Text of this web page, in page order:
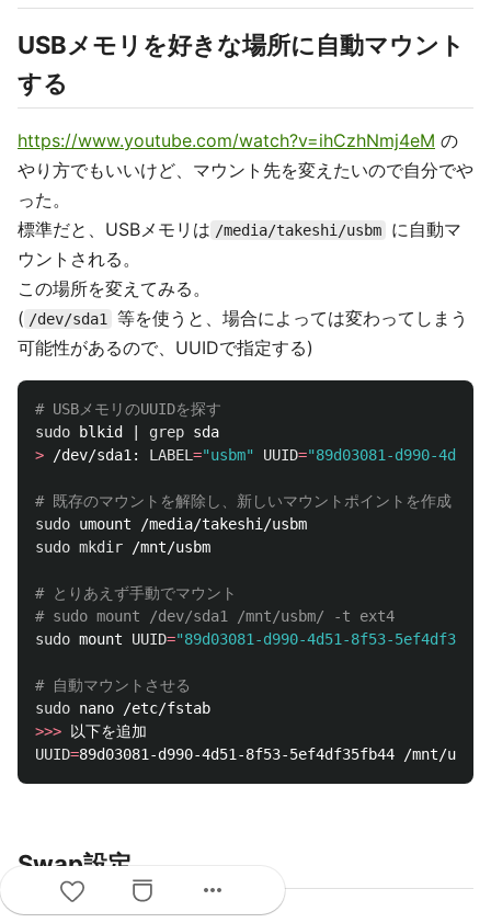
USBメモリを好きな場所に自動マウント
する
https://www.youtube.com/watch?v=ihCzhNmj4eM の
やり方でもいいけど、マウント先を変えたいので自分でや
った。
標準だと、USBメモリは /media/takeshi/usbm
に自動マ
ウントされる。
この場所を変えてみる。
( /dev/sda1
等を使うと、場合によっては変わってしまう
可能性があるので、UUIDで指定する)
# USBメモリのUUIDを探す
sudo
blkid | grep
> /dev/sda1: LABEL ="usbm" UUID="89d03081-d990-
# 既存のマウントを解除し、新しいマウントポイントを作成
sudo
sudo mkdir /mnt/usbm
# とりあえず手動でマウント
# sudo mount /dev/sda1 /mnt/usbm/ -t ext4
sudo mount UUID="89d03081-d990-4d51-8f53-
# 自動マウントさせる
sudo
>>>
UUID=
Swap設定
more_horiz